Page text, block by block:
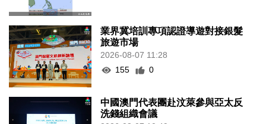
業界冀培訓專項認證導遊對接銀髮
旅遊市場
2026-08-07 11:28
155
0
中國澳門代表團赴汶萊參與亞太反
洗錢組織會議